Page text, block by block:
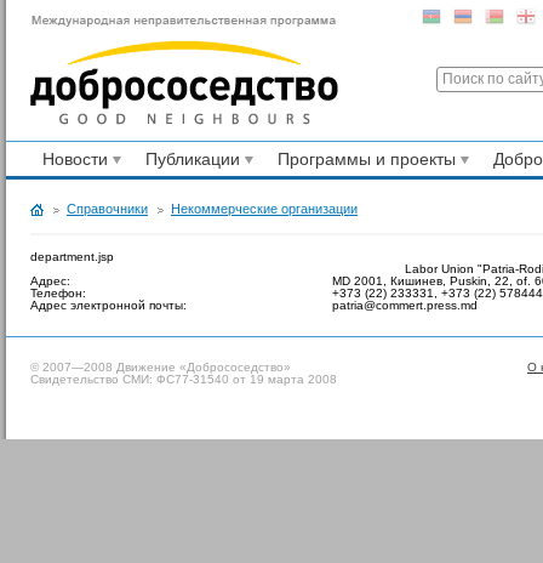
Новости Публикации Программы и проекты
Справочники Некоммерческие организации
department.jsp
Labor Union "Patria-
Адрес:
MD 2001, Кишинев, Puskin, 22, of.
Телефон:
+373 (22) 233331, +373 (22)
Адрес электронной почты:
patria@commert.press.md
О
© 2007—2008 Движение «Добрососедство»
Свидетельство СМИ: ФС77-31540 от 19 марта 2008